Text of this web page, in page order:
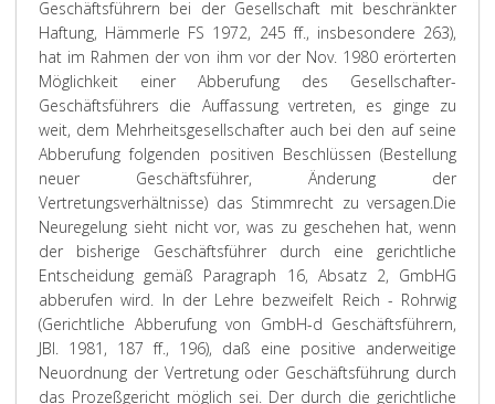
Geschäftsführern bei der Gesellschaft mit beschränkter
Haftung, Hämmerle FS 1972, 245 ff., insbesondere 263),
hat im Rahmen der von ihm vor der Nov. 1980 erörterten
Möglichkeit einer Abberufung des Gesellschafter-
Geschäftsführers die Auffassung vertreten, es ginge zu
weit, dem Mehrheitsgesellschafter auch bei den auf seine
Abberufung folgenden positiven Beschlüssen (Bestellung
neuer Geschäftsführer, Änderung der
Vertretungsverhältnisse) das Stimmrecht zu versagen.Die
Neuregelung sieht nicht vor, was zu geschehen hat, wenn
der bisherige Geschäftsführer durch eine gerichtliche
Entscheidung gemäß Paragraph 16, Absatz 2, GmbHG
abberufen wird. In der Lehre bezweifelt Reich - Rohrwig
(Gerichtliche Abberufung von GmbH-d Geschäftsführern,
JBl. 1981, 187 ff., 196), daß eine positive anderweitige
Neuordnung der Vertretung oder Geschäftsführung durch
das Prozeßgericht möglich sei. Der durch die gerichtliche